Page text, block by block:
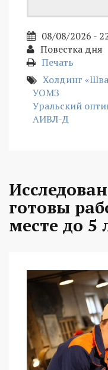
08/08/2026 -
Повестка дня
Печать
Холдинг
УОМЗ
Уральский
АИВЛ-Д
готовы
месте до 5